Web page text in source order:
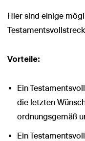
Hier sind einige
Vorteile:
Ein
die letzten
ordnungsgemäß
Ein